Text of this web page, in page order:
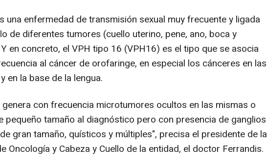
una enfermedad de transmisión sexual muy frecuente y ligada
de diferentes tumores (cuello uterino, pene, ano, boca y
en concreto, el VPH tipo 16 (VPH16) es el tipo que se asocia
al cáncer de orofaringe, en especial los cánceres en las
en la base de la lengua.
con frecuencia microtumores ocultos en las mismas o
pequeño tamaño al diagnóstico pero con presencia de ganglios
gran tamaño, quísticos y múltiples", precisa el presidente de la
Oncología y Cabeza y Cuello de la entidad, el doctor Ferrandis.